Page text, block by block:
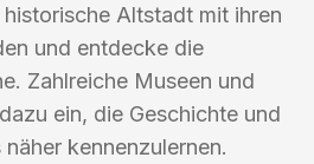
Altstadt mit ihren
und entdecke die
Zahlreiche Museen und
ein, die Geschichte und
kennenzulernen.